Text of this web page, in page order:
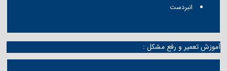
انبردست
آموزش تعمیر و رفع مشکل :